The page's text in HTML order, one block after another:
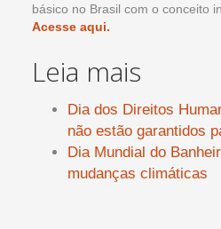
básico no Brasil com o conceito
Acesse aqui.
Leia mais
Dia dos Direitos
não estão garantidos
Dia Mundial do
mudanças climáticas